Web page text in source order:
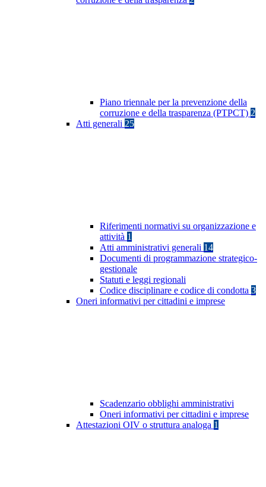
Piano triennale per la prevenzione della
corruzione e della trasparenza (PTPCT) 2
Atti generali 25
Riferimenti normativi su organizzazione e
attività 1
Atti amministrativi generali 14
Documenti di programmazione strategico-
gestionale
Statuti e leggi regionali
Codice disciplinare e codice di condotta 3
Oneri informativi per cittadini e imprese
Scadenzario obblighi amministrativi
Oneri informativi per cittadini e imprese
Attestazioni OIV o struttura analoga 1